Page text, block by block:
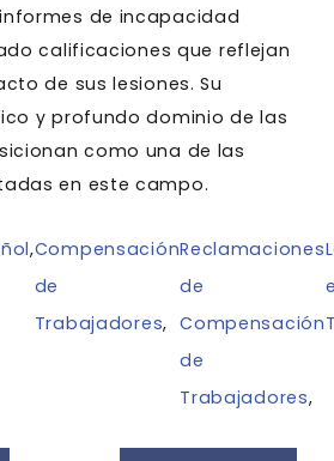
de incapacidad
calificaciones que reflejan
de sus lesiones. Su
y profundo dominio de las
como una de las
en este campo.
,Compensación
de
Trabajadores,
Reclamaciones
de
Compensación
de
Trabajadores,